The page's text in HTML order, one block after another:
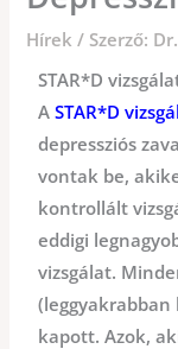
Hírek / Szerző:
STAR*D
ASTAR*D
depressziós
vontak be,
kontrollált
eddigi
vizsgálat.
(leggyakrabban
kapott. Azok,